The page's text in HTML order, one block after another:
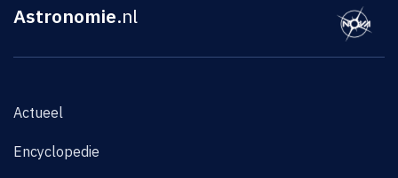
Astronomie.nl
Actueel
Encyclopedie